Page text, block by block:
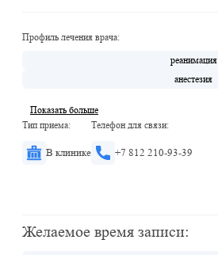
Профиль лечения врача:
реанимация
анестезия
Показать больше
Тип приема:
В клинике
Телефон для связи:
+7 812 210-93-39
Желаемое время записи: